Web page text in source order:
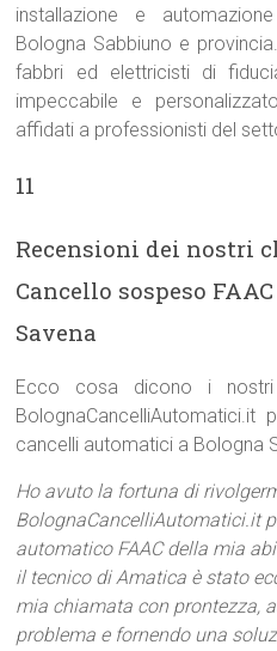
installazione e
Bologna Sabbiuno e
fabbri ed elettricisti di
impeccabile e
affidati a professionisti del
11
Recensioni dei nostri
Cancello sospeso
Savena
Ecco cosa dicono i
BolognaCancelliAutomatici.it
cancelli automatici a Bologna
Ho avuto la fortuna di
BolognaCancelliAutomatici.it
automatico FAAC della mia
il tecnico di Amatica è stato
mia chiamata con prontezza,
problema e fornendo una